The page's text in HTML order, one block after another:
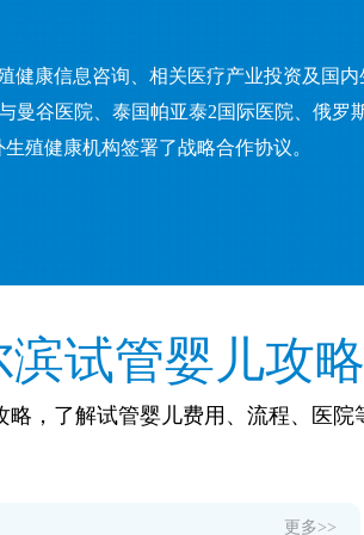
康信息咨询、相关医疗产业投资及国内
曼谷医院、泰国帕亚泰2国际医院、俄罗
生殖健康机构签署了战略合作协议。
滨试管婴儿攻略
略，了解试管婴儿费用、流程、医院
更多>>